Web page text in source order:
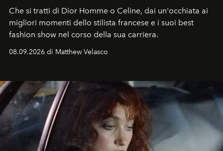
Che si tratti di Dior Homme o Celine, dai un'occhiata ai
migliori momenti dello stilista francese e i suoi best
fashion show nel corso della sua carriera.
08.09.2026 di Matthew Velasco